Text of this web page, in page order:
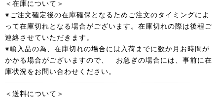
＜在庫について＞
※ご注文確定後の在庫確保となるためご注文のタイミングによ
って在庫切れとなる場合がございます。在庫切れの際は後程ご
連絡させていただきます。
※輸入品の為、在庫切れの場合には入荷までに数か月お時間が
かかる場合がございますので、 お急ぎの場合には、事前に在
庫状況をお問い合わせください。
＜送料について＞